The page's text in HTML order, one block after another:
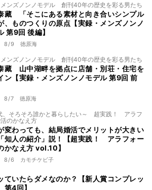
ンズノンノモデル 創刊40年の歴史を彩る男たち
藏 「そこにある素材と向き合いシンプル
、ものつくりの原点【実録・メンズノンノ
第9回 後編】
8/9 徳原海
ンズノンノモデル 創刊40年の歴史を彩る男たち
藏 山中湖畔を拠点に店舗・別荘・住宅を
ン【実録・メンズノンノモデル 第9回 前
8/7 徳原海
、そろそろ誰かと暮らしたい～ 超実践！ アラフ
のかなえ方
変わっても、結局婚活でメリットが大きい
知人の紹介」説！【超実践！ アラフォー
かなえ方 vol.10】
8/6 カモチケビ子
ていたらダメなのか？【新人賞コンプレッ
4回】